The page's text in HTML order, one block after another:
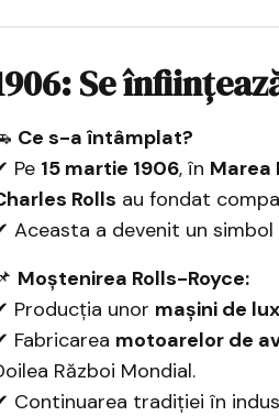
Se
Ce s-a întâmplat?
Pe 15 martie 1906, în Marea
Rolls au fondat
Aceasta a devenit un simbol
Moștenirea Rolls-Royce:
Producția unor mașini de lux
Fabricarea motoarelor de
Război Mondial.
Continuarea tradiției în